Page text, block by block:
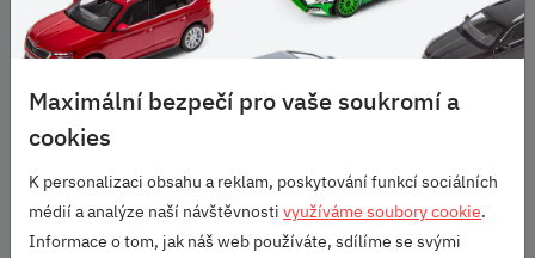
návod k použití
Napájení: 12V nebo 230V zásuvky
Rozměry: 42 x 30 x 42 cm
Parametry
Maximální bezpečí pro vaše soukromí a
cookies
K personalizaci obsahu a reklam, poskytování funkcí sociálních
médií a analýze naší návštěvnosti využíváme soubory cookie.
Informace o tom, jak náš web používáte, sdílíme se svými